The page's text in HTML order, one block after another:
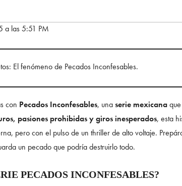
a las 5:51 PM
El fenómeno de Pecados Inconfesables.
con Pecados Inconfesables, unaserie mexicana
pasiones prohibidas y giros inesperados, esta
pero con el pulso de un thriller de alto voltaje.
un pecado que podría destruirlo todo.
PECADOS INCONFESABLES?